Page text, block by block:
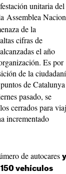
unitaria del
Assemblea
de la
cifras de
el año
Es por
de la
de Catalunya
pasado, se
cerrados para
incrementado
de autocares
150 vehículos